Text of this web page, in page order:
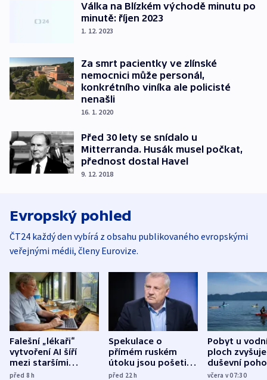
Válka na Blízkém východě minutu po
minutě: říjen 2023
1. 12. 2023
Za smrt pacientky ve zlínské
nemocnici může personál,
konkrétního viníka ale policisté
nenašli
16. 1. 2020
Před 30 lety se snídalo u
Mitterranda. Husák musel počkat,
přednost dostal Havel
9. 12. 2018
Evropský pohled
ČT24 každý den vybírá z obsahu publikovaného evropskými
veřejnými médii, členy Eurovize.
Falešní „lékaři“
vytvoření AI šíří
mezi staršími
Poláky nebezpečné
před 8h
Spekulace o
přímém ruském
útoku jsou pošetilé,
míní estonský
před 22h
Pobyt u
ploch zvyšuje
duševní
ukázala
včera v 07:30